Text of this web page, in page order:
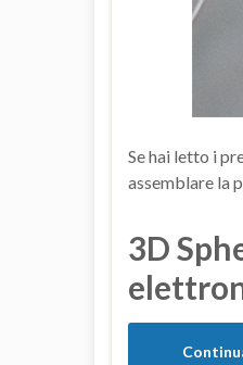
Se hai letto i
assemblare la
3D